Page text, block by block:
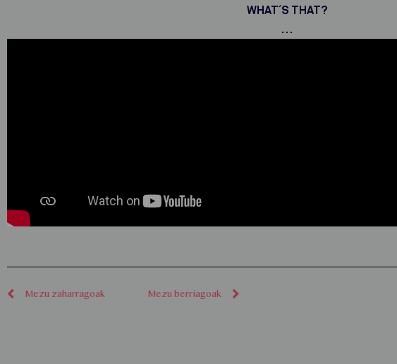
WHAT´S THAT?
…
Mezu zaharragoak Mezu berriagoak